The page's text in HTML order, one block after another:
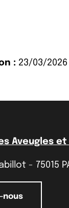
: 23/03/2026
Aveugles
- 75015
nous